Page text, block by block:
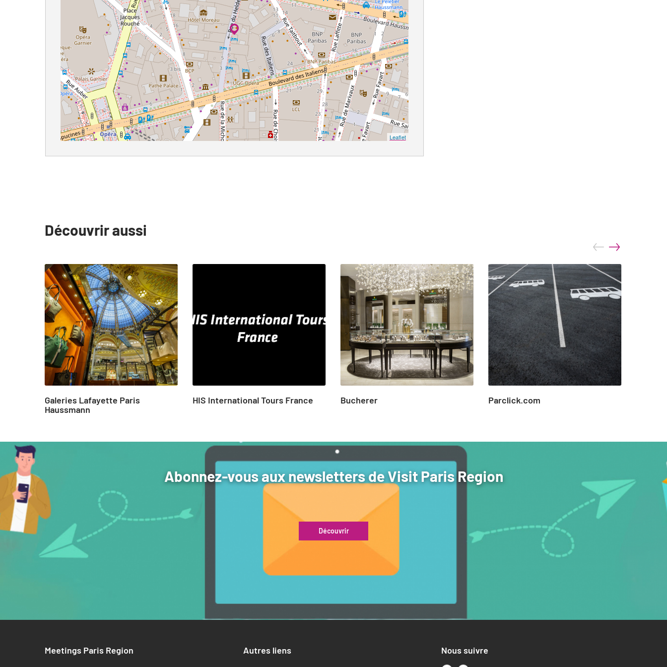
Leaflet
Découvrir aussi
slide
1
to
4
of
19
Galeries Lafayette Paris
Haussmann
HIS International Tours France Bucherer Parclick.com
Abonnez-vous aux newsletters de Visit Paris Region
Découvrir
Meetings Paris Region Autres liens Nous suivre